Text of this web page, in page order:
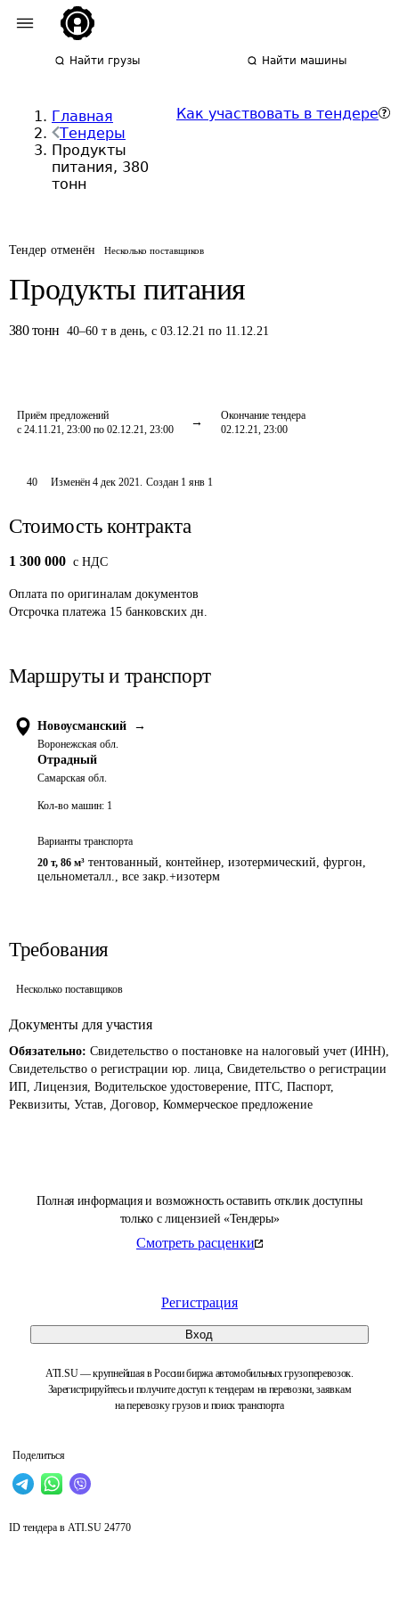
Найти грузы Найти машины
Главная
Тендеры
Продукты
питания, 380
тонн
Как участвовать в тендере
Тендер отменён Несколько поставщиков
Продукты питания
380 тонн 40–60 т в день, с 03.12.21 по 11.12.21
Приём предложений
с 24.11.21, 23:00 по 02.12.21, 23:00
Окончание тендера
02.12.21, 23:00
Полная информация и возможность оставить отклик доступны
только с лицензией «Тендеры»
Смотреть расценки
Регистрация
Вход
ATI.SU — крупнейшая в России биржа автомобильных грузоперевозок.
Зарегистрируйтесь и получите доступ к тендерам на перевозки, заявкам
на перевозку грузов и поиск транспорта
Поделиться
40 Изменён4 дек 2021. Создан 1 янв 1
Стоимость контракта
1 300 000 c НДС
Оплата по оригиналам документов
Отсрочка платежа 15 банковских дн.
Маршруты и транспорт
Новоусманский →
Воронежская обл.
Отрадный
Самарская обл.
Кол-во машин: 1
Варианты транспорта
20 т, 86 м³ тентованный, контейнер, изотермический, фургон,
цельнометалл., все закр.+изотерм
Требования
Несколько поставщиков
Документы для участия
Обязательно: Свидетельство о постановке на налоговый учет (ИНН),
Свидетельство о регистрации юр. лица, Свидетельство о регистрации
ИП, Лицензия, Водительское удостоверение, ПТС, Паспорт,
Реквизиты, Устав, Договор, Коммерческое предложение
ID тендера в ATI.SU 24770